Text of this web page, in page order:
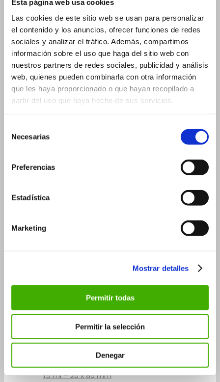
Esta página web usa cookies
Las cookies de este sitio web se usan para personalizar
el contenido y los anuncios, ofrecer funciones de redes
sociales y analizar el tráfico. Además, compartimos
información sobre el uso que haga del sitio web con
nuestros partners de redes sociales, publicidad y análisis
web, quienes pueden combinarla con otra información
que les haya proporcionado o que hayan recopilado a
partir del uso que haya hecho de sus servicios.
Necesarias
Preferencias
Estadística
Marketing
Mostrar detalles
Permitir todas
Permitir la selección
Denegar
5 ml – 14×54 mm
Flascons per a Comptagotes
2 ml
3 ml
3 ml – 16×37 mm
3 ml – 18×33 mm
5 ml
5 ml – 18×40 mm
10 ml
30 ml
Flascons roll-on
3 ml
5 ml – 20×41 mm
10 ml
10 ml – 14 x 100 mm
10 ml – 20 x 65 mm
15 ml – 20 x 86 mm